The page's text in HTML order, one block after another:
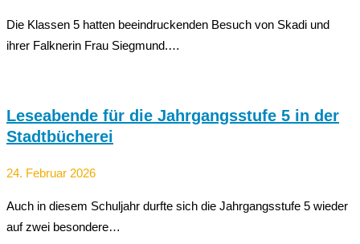
Die Klassen 5 hatten beeindruckenden Besuch von Skadi und
ihrer Falknerin Frau Siegmund.…
Leseabende für die Jahrgangsstufe 5 in der
Stadtbücherei
24. Februar 2026
Auch in diesem Schuljahr durfte sich die Jahrgangsstufe 5 wieder
auf zwei besondere…